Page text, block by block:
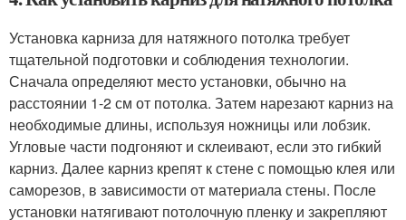
Установка карниза для натяжного потолка требует
тщательной подготовки и соблюдения технологии.
Сначала определяют место установки, обычно на
расстоянии 1-2 см от потолка. Затем нарезают карниз на
необходимые длины, используя ножницы или лобзик.
Угловые части подгоняют и склеивают, если это гибкий
карниз. Далее карниз крепят к стене с помощью клея или
саморезов, в зависимости от материала стены. После
установки натягивают потолочную пленку и закрепляют